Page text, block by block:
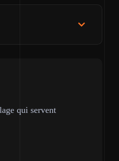
qui servent